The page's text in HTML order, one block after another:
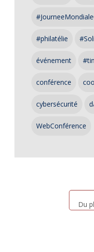
#philatélie
événement
conférence
cybersécurité
WebConférence
Du